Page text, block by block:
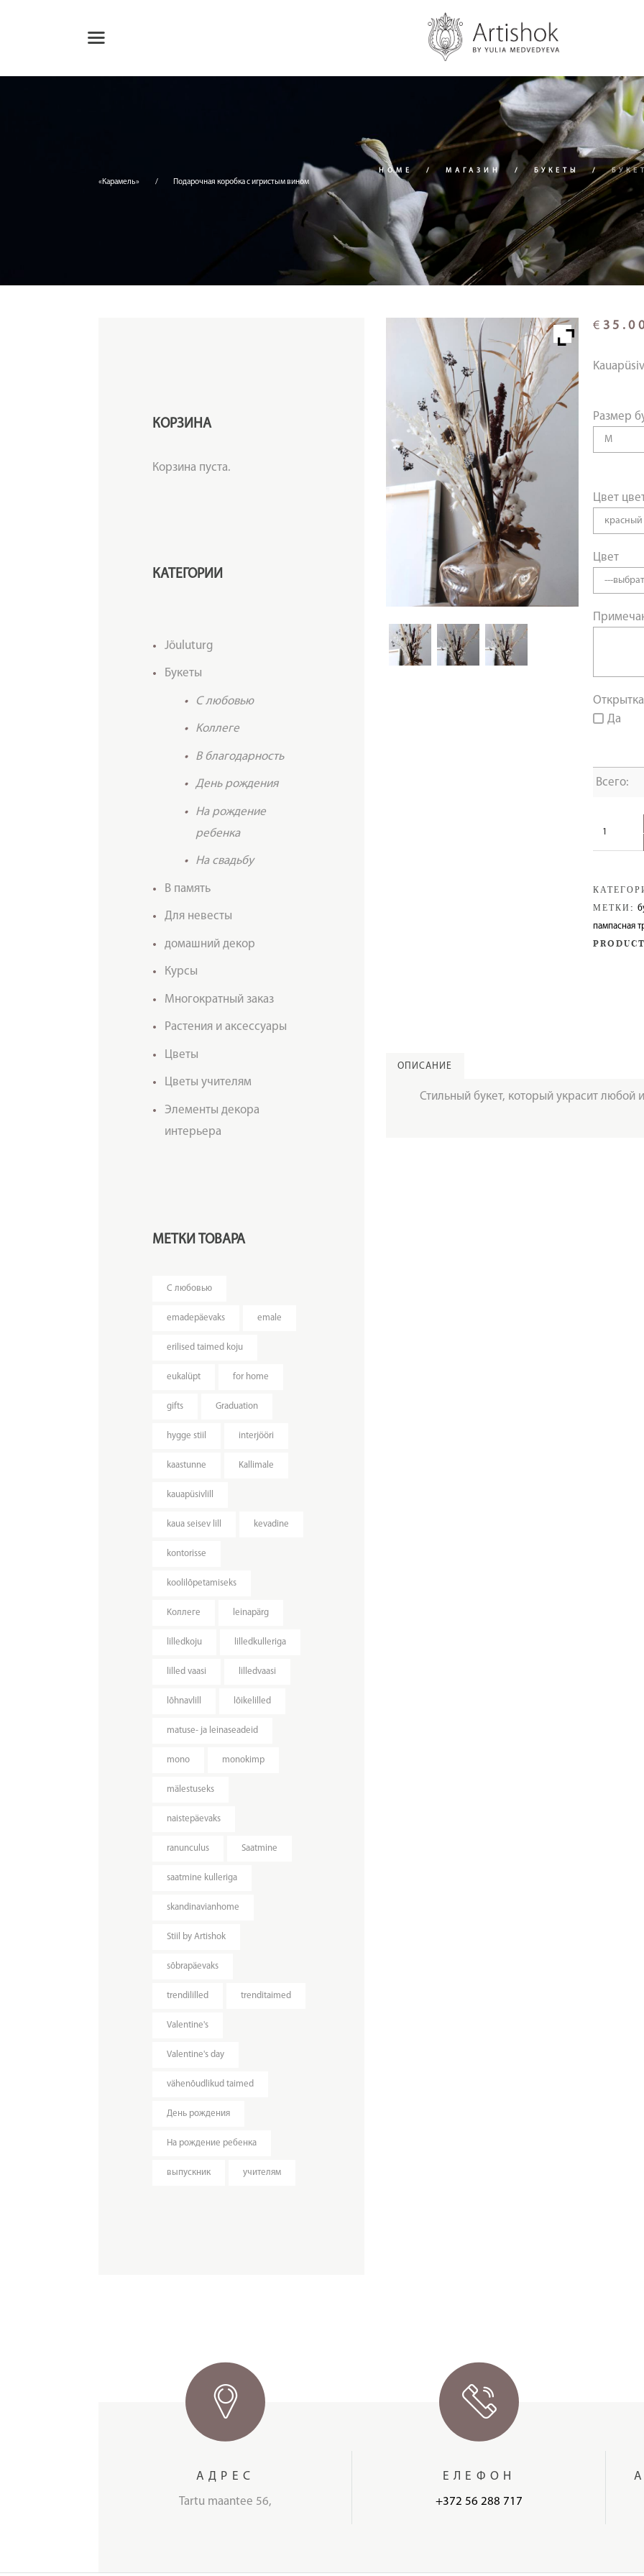
«Карамель» Подарочная коробка с игристым вином
HOME МАГАЗИН БУКЕТЫ
€
Размер
Цвет
Цвет
Открытка
Да
Всего:
и
трав
МЕТКИ:
пампасная
ОПИСАНИЕ
Стильный букет, который украсит любой
КОРЗИНА
Корзина пуста.
КАТЕГОРИИ
Jõuluturg
Букеты
C любовью
Kоллеге
В благодарность
День рождения
На рождение
ребенка
На свадьбу
В память
Для невесты
домашний декор
Курсы
Многократный заказ
Растения и аксессуары
Цветы
Цветы учителям
Элементы декора
интерьера
МЕТКИ ТОВАРА
C любовью
emadepäevaks emale
erilised taimed koju
eukalüpt for home
gifts Graduation
hygge stiil interjööri
kaastunne Kallimale
kauapüsivlill
kaua seisev lill kevadine
kontorisse
koolilõpetamiseks
Kоллеге leinapärg
lilledkoju lilledkulleriga
lilled vaasi lilledvaasi
lõhnavlill lõikelilled
matuse- ja leinaseadeid
mono monokimp
mälestuseks
naistepäevaks
ranunculus Saatmine
saatmine kulleriga
skandinavianhome
Stiil by Artishok
sõbrapäevaks
trendililled trenditaimed
Valentine's
Valentine's day
vähenõudlikud taimed
День рождения
На рождение ребенка
выпускник учителям
АДРЕС
Tartu maantee 56,
ЕЛЕФОН
+372 56 288 717